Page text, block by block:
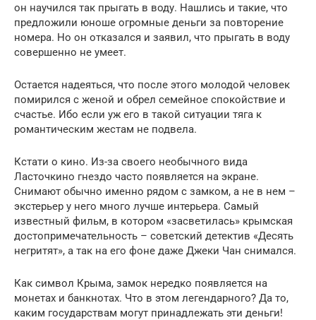
он научился так прыгать в воду. Нашлись и такие, что
предложили юноше огромные деньги за повторение
номера. Но он отказался и заявил, что прыгать в воду
совершенно не умеет.
Остается надеяться, что после этого молодой человек
помирился с женой и обрел семейное спокойствие и
счастье. Ибо если уж его в такой ситуации тяга к
романтическим жестам не подвела.
Кстати о кино. Из-за своего необычного вида
Ласточкино гнездо часто появляется на экране.
Снимают обычно именно рядом с замком, а не в нем –
экстерьер у него много лучше интерьера. Самый
известный фильм, в котором «засветилась» крымская
достопримечательность – советский детектив «Десять
негритят», а так на его фоне даже Джеки Чан снимался.
Как символ Крыма, замок нередко появляется на
монетах и банкнотах. Что в этом легендарного? Да то,
каким государствам могут принадлежать эти деньги!